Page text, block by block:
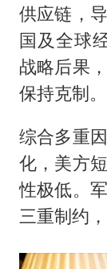
供应链，
国及全球
战略后果
保持克制。
综合多重
化，美方
性极低。
三重制约